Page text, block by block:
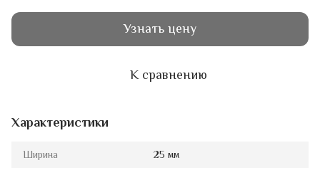
Узнать цену
К сравнению
Характеристики
Ширина 25 мм